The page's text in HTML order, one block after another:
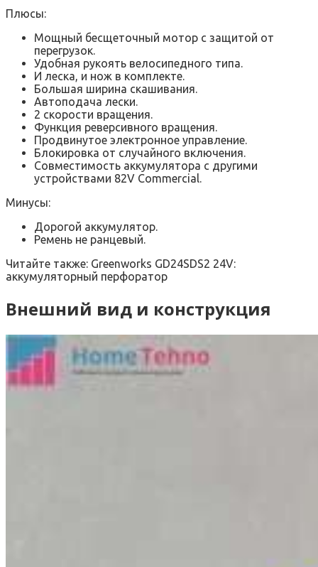
Плюсы:
Мощный бесщеточный мотор с защитой от
перегрузок.
Удобная рукоять велосипедного типа.
И леска, и нож в комплекте.
Большая ширина скашивания.
Автоподача лески.
2 скорости вращения.
Функция реверсивного вращения.
Продвинутое электронное управление.
Блокировка от случайного включения.
Совместимость аккумулятора с другими
устройствами 82V Commercial.
Минусы:
Дорогой аккумулятор.
Ремень не ранцевый.
Читайте также: Greenworks GD24SDS2 24V:
аккумуляторный перфоратор
Внешний вид и конструкция